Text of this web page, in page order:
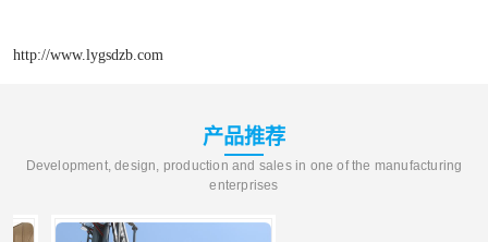
http://www.lygsdzb.com
产品推荐
Development, design, production and sales in one of the manufacturing
enterprises